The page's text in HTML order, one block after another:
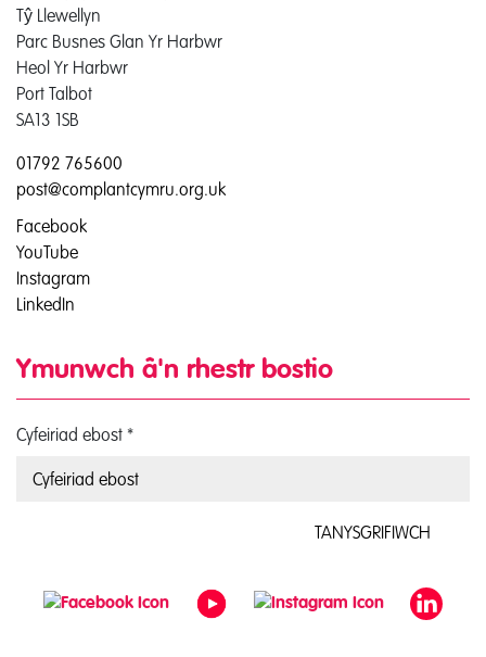
Tŷ Llewellyn
Parc Busnes Glan Yr Harbwr
Heol Yr Harbwr
Port Talbot
SA13 1SB
01792 765600
post@complantcymru.org.uk
Facebook
YouTube
Instagram
LinkedIn
Ymunwch â'n rhestr bostio
Cyfeiriad ebost *
TANYSGRIFIWCH